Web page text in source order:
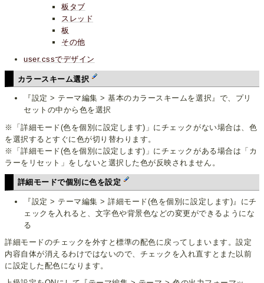
板タブ
スレッド
板
その他
user.cssでデザイン
カラースキーム選択
『設定 > テーマ編集 > 基本のカラースキームを選択』で、プリ
セットの中から色を選択
※「詳細モード(色を個別に設定します)」にチェックがない場合は、色
を選択するとすぐに色が切り替わります。
※「詳細モード(色を個別に設定します)」にチェックがある場合は「カ
ラーをリセット」をしないと選択した色が反映されません。
詳細モードで個別に色を設定
『設定 > テーマ編集 > 詳細モード(色を個別に設定します)』にチ
ェックを入れると、文字色や背景色などの変更ができるようにな
る
詳細モードのチェックを外すと標準の配色に戻ってしまいます。設定
内容自体が消えるわけではないので、チェックを入れ直すとまた以前
に設定した配色になります。